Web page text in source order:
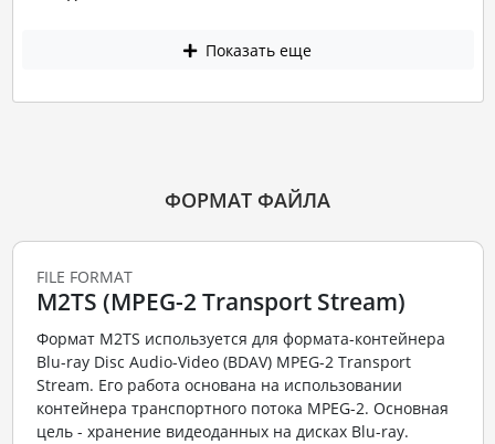
Показать еще
ФОРМАТ ФАЙЛА
FILE FORMAT
M2TS (MPEG-2 Transport Stream)
Формат M2TS используется для формата-контейнера
Blu-ray Disc Audio-Video (BDAV) MPEG-2 Transport
Stream. Его работа основана на использовании
контейнера транспортного потока MPEG-2. Основная
цель - хранение видеоданных на дисках Blu-ray.